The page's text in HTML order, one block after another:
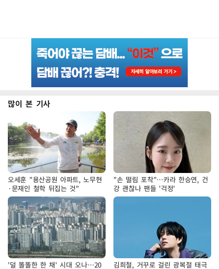
많이 본 기사
오세훈 "용산공원 아파트, 노무현
·문재인 철학 뒤집는 것"
"손 떨림 포착"…카라 한승연, 건
강 괜찮나 팬들 '걱정'
'덜 똘똘한 한 채' 시대 오나…20
김희철, 거꾸로 걸린 광복절 태극